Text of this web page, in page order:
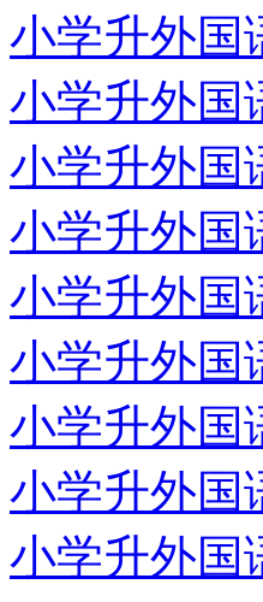
小学升外国
小学升外国
小学升外国
小学升外国
小学升外国
小学升外国
小学升外国
小学升外国
小学升外国